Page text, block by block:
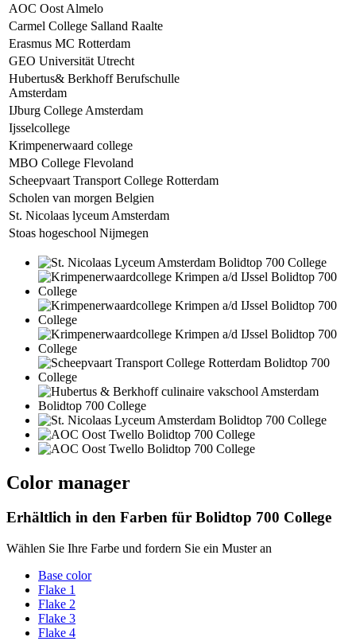
AOC Oost Almelo
Carmel College Salland Raalte
Erasmus MC Rotterdam
GEO Universität Utrecht
Hubertus& Berkhoff Berufschulle
Amsterdam
IJburg College Amsterdam
Ijsselcollege
Krimpenerwaard college
MBO College Flevoland
Scheepvaart Transport College Rotterdam
Scholen van morgen Belgien
St. Nicolaas lyceum Amsterdam
Stoas hogeschool Nijmegen
Color manager
Erhältlich in den Farben für Bolidtop 700 College
Wählen Sie Ihre Farbe und fordern Sie ein Muster an
Base color
Flake 1
Flake 2
Flake 3
Flake 4